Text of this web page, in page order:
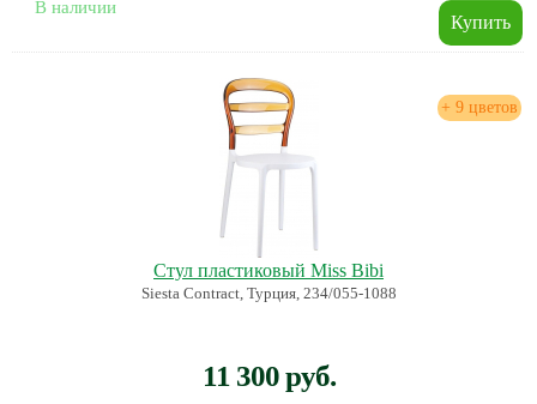
В наличии
+ 9 цветов
Стул пластиковый Miss Bibi
Siesta Contract, Турция, 234/055-1088
11 300 руб.